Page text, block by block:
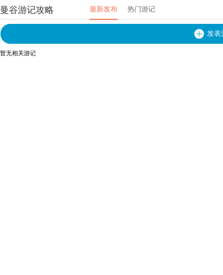
曼谷游记攻略 最新发布 热门游记
发表
暂无相关游记